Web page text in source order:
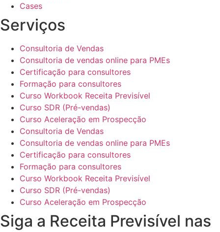
Cases
Serviços
Consultoria de Vendas
Consultoria de vendas online para PMEs
Certificação para consultores
Formação para consultores
Curso Workbook Receita Previsível
Curso SDR (Pré-vendas)
Curso Aceleração em Prospecção
Consultoria de Vendas
Consultoria de vendas online para PMEs
Certificação para consultores
Formação para consultores
Curso Workbook Receita Previsível
Curso SDR (Pré-vendas)
Curso Aceleração em Prospecção
Siga a Receita Previsível nas